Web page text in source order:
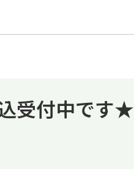
受付中です★